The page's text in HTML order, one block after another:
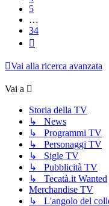
5
…
34
Vai alla ricerca avanzata
Vai a
Storia della TV
↳ News
↳ Programmi TV
↳ Personaggi TV
↳ Sigle TV
↳ Pubblicità TV
↳ Tecatà.it Wanted
Merchandise TV
↳ L'angolo del